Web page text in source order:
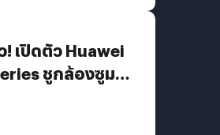
! เปิดตัว Huawei
ชูกล้องซูม